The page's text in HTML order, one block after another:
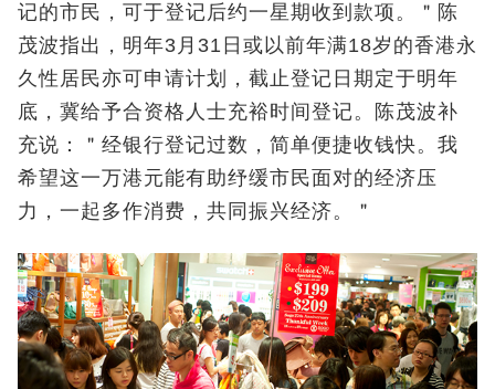
记的市民，可于登记后约一星期收到款项。＂陈
茂波指出，明年3月31日或以前年满18岁的香港永
久性居民亦可申请计划，截止登记日期定于明年
底，冀给予合资格人士充裕时间登记。陈茂波补
充说：＂经银行登记过数，简单便捷收钱快。我
希望这一万港元能有助纾缓市民面对的经济压
力，一起多作消费，共同振兴经济。＂